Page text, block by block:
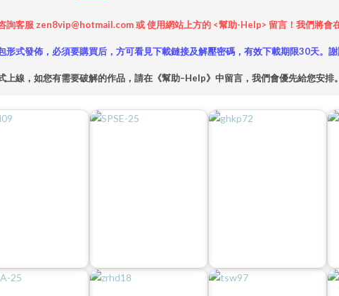
詢客服 zen8vip@hotmail.com 或 使用網站上方的 <幫助-Help> 留言！我們將會
形式發佈，必須要購買后，方可看見下載鏈接及解壓密碼，有效下載期限30天。
上線，如您有需要破解的作品，請在《幫助–Help》中留言，我們會優先給您安排